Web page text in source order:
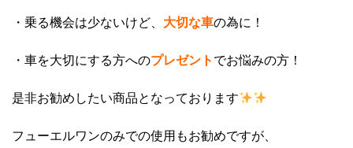
・乗る機会は少ないけど、 大切な車の為に！
・車を大切にする方へのプレゼント でお悩みの方！
是非お勧めしたい商品となっております
フューエルワンのみでの使用もお勧めですが、